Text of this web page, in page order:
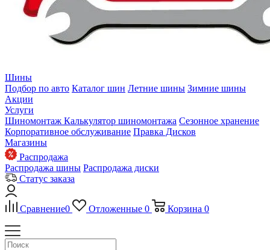
Шины
Подбор по авто Каталог шин Летние шины Зимние шины
Акции
Услуги
Шиномонтаж Калькулятор шиномонтажа Сезонное хранение
Корпоративное обслуживание Правка Дисков
Магазины
Распродажа
Распродажа шины Распродажа диски
Статус заказа
Сравнение0 Отложенные 0 Корзина 0